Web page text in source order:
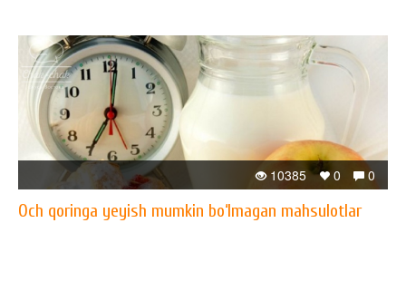
0
0
10385
Och qoringa yeyish mumkin bo‘lmagan mahsulotlar